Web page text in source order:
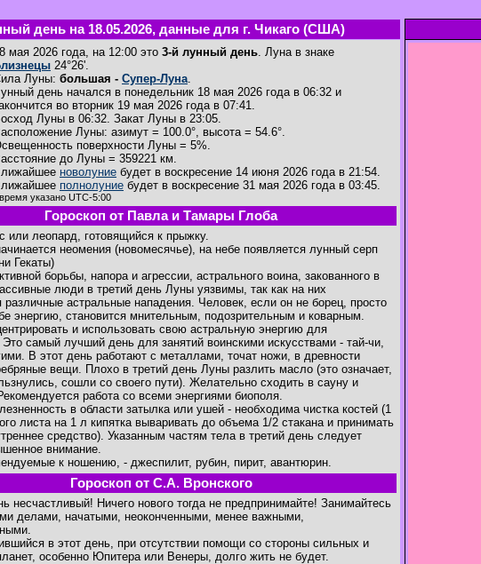
день на 18.05.2026, данные для г. Чикаго (США)
мая 2026 года, на 12:00 это 3-й лунный день. Луна в знаке
24°26'.
Луны: большая - Супер-Луна.
день начался в понедельник 18 мая 2026 года в 06:32 и
во вторник 19 мая 2026 года в 07:41.
Луны в 06:32. Закат Луны в 23:05.
Луны: азимут = 100.0°, высота = 54.6°.
поверхности Луны = 5%.
до Луны = 359221 км.
новолуние будет в воскресение 14 июня 2026 года в 21:54.
полнолуние будет в воскресение 31 мая 2026 года в 03:45.
указано UTC-5:00
Гороскоп от Павла и Тамары Глоба
или леопард, готовящийся к прыжку.
неомения (новомесячье), на небе появляется лунный серп
Гекаты)
борьбы, напора и агрессии, астрального воина, закованного в
люди в третий день Луны уязвимы, так как на них
различные астральные нападения. Человек, если он не борец, просто
энергию, становится мнительным, подозрительным и коварным.
и использовать свою астральную энергию для
самый лучший день для занятий воинскими искусствами - тай-чи,
В этот день работают с металлами, точат ножи, в древности
вещи. Плохо в третий день Луны разлить масло (это означает,
сошли со своего пути). Желательно сходить в сауну и
работа со всеми энергиями биополя.
в области затылка или ушей - необходима чистка костей (1
листа на 1 л кипятка вываривать до объема 1/2 стакана и принимать
средство). Указанным частям тела в третий день следует
внимание.
к ношению, - джеспилит, рубин, пирит, авантюрин.
Гороскоп от С.А. Вронского
несчастливый! Ничего нового тогда не предпринимайте! Занимайтесь
делами, начатыми, неоконченными, менее важными,
в этот день, при отсутствии помощи со стороны сильных и
особенно Юпитера или Венеры, долго жить не будет.